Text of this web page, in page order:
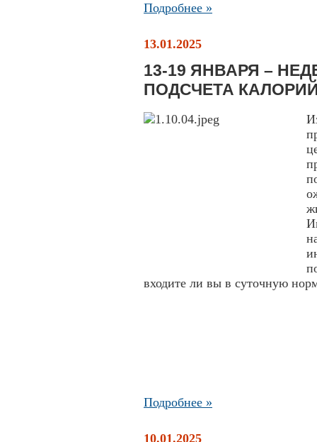
Подробнее »
13.01.2025
13-19 ЯНВАРЯ –
ПОДСЧЕТА
входите ли вы в суточную
Подробнее »
10.01.2025